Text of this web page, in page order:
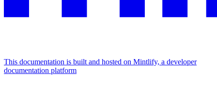
This documentation is built and hosted on Mintlify, a developer
documentation platform